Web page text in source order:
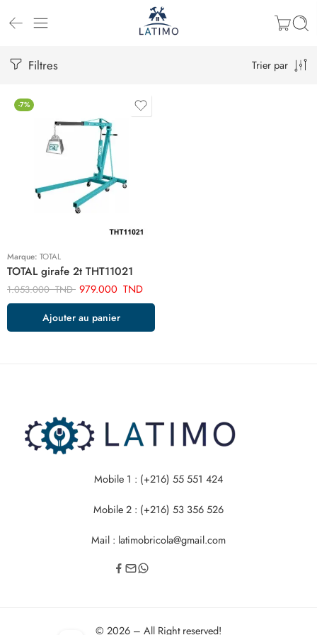
Filtres Trier par
-7%
Marque: TOTAL
TOTAL girafe 2t THT11021
1.053.000TND 979.000 TND
Ajouter au panier
Mobile 1 : (+216) 55 551 424
Mobile 2 : (+216) 53 356 526
Mail : latimobricola@gmail.com
© 2026 – All Right reserved!